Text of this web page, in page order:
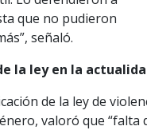
que no pudieron
señaló.
la ley en la
de la ley de
valoró que “falta